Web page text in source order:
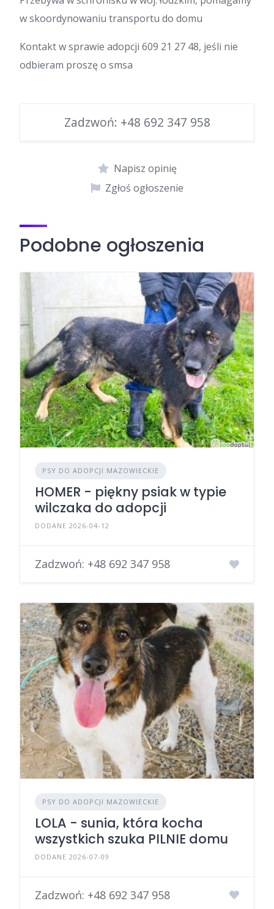
w skoordynowaniu transportu do domu
Kontakt w sprawie adopcji 609 21 27 48, jeśli nie
odbieram proszę o smsa
Zadzwoń: +48 692 347 958
Napisz opinię
Zgłoś ogłoszenie
Podobne ogłoszenia
PSY DO ADOPCJI MAZOWIECKIE
HOMER - piękny psiak w typie
wilczaka do adopcji
DODANE 2026-04-12
Zadzwoń: +48 692 347 958
PSY DO ADOPCJI MAZOWIECKIE
LOLA - sunia, która kocha
wszystkich szuka PILNIE domu
DODANE 2026-07-09
Zadzwoń: +48 692 347 958